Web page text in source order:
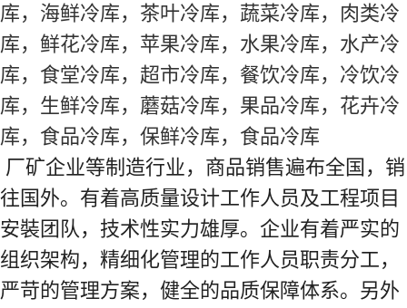
库，海鲜冷库，茶叶冷库，蔬菜冷库，肉类冷
库，鲜花冷库，苹果冷库，水果冷库，水产冷
库，食堂冷库，超市冷库，餐饮冷库，冷饮冷
库，生鲜冷库，蘑菇冷库，果品冷库，花卉冷
库，食品冷库，保鲜冷库，食品冷库
厂矿企业等制造行业，商品销售遍布全国，销
往国外。有着高质量设计工作人员及工程项目
安裝团队，技术性实力雄厚。企业有着严实的
组织架构，精细化管理的工作人员职责分工，
严苛的管理方案，健全的品质保障体系。另外